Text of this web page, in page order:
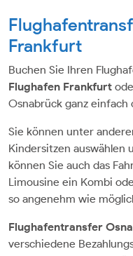
Frankfurt
Buchen Sie Ihren
Flughafen Frankfurt
Osnabrück ganz einfach
Sie können unter
Kindersitzen auswählen
können Sie auch das
Limousine ein Kombi
so angenehm wie
Flughafentransfer
verschiedene